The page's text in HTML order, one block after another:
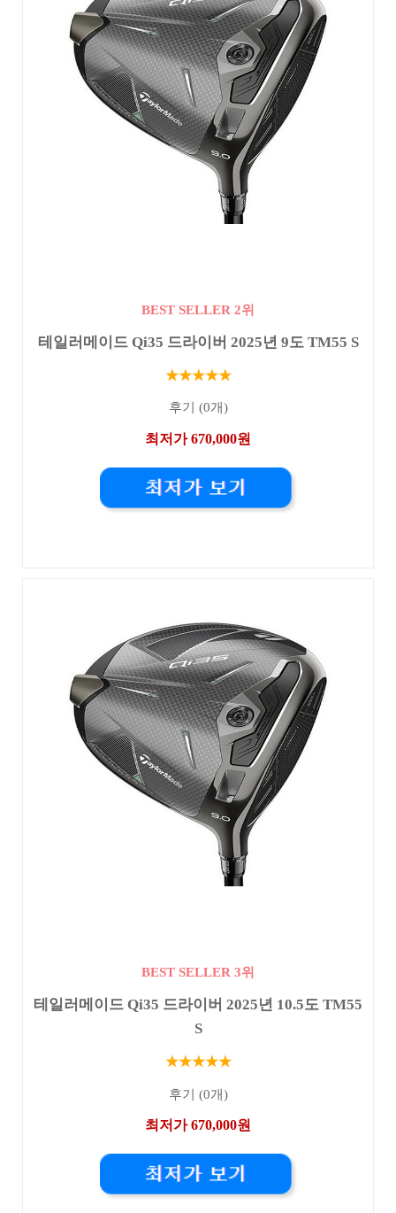
BEST SELLER 2위
테일러메이드 Qi35 드라이버 2025년 9도 TM55 S
★★★★★
후기 (0개)
최저가 670,000원
BEST SELLER 3위
테일러메이드 Qi35 드라이버 2025년 10.5도 TM55
S
★★★★★
후기 (0개)
최저가 670,000원